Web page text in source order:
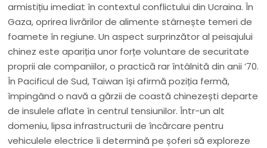
armistițiu imediat în contextul conflictului din Ucraina. În
Gaza, oprirea livrărilor de alimente stârnește temeri de
foamete în regiune. Un aspect surprinzător al peisajului
chinez este apariția unor forțe voluntare de securitate
proprii ale companiilor, o practică rar întâlnită din anii ’70.
În Pacificul de Sud, Taiwan își afirmă poziția fermă,
împingând o navă a gărzii de coastă chinezești departe
de insulele aflate în centrul tensiunilor. Într-un alt
domeniu, lipsa infrastructurii de încărcare pentru
vehiculele electrice îi determină pe șoferi să exploreze